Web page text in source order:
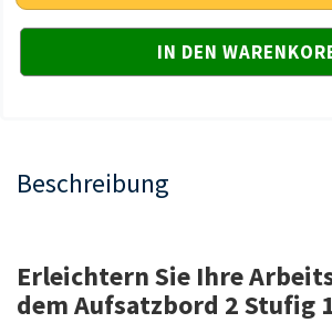
Beschreibung
Erleichtern Sie Ihre
dem Aufsatzbord 2 Stufig